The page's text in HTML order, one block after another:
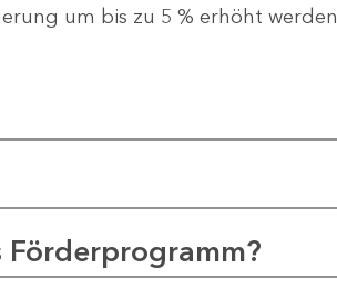
um bis zu 5 % erhöht werden